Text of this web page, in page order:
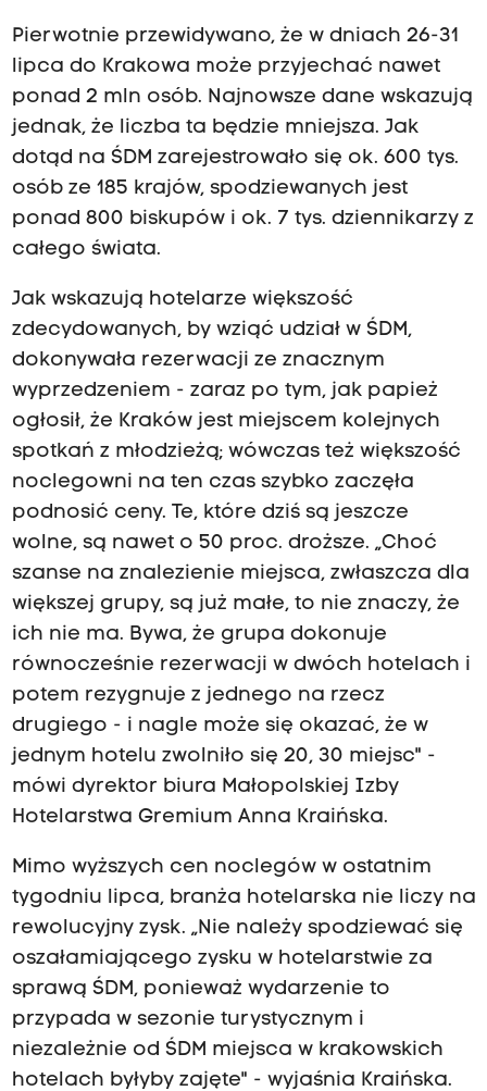
Pierwotnie przewidywano, że w dniach 26-31
lipca do Krakowa może przyjechać nawet
ponad 2 mln osób. Najnowsze dane wskazują
jednak, że liczba ta będzie mniejsza. Jak
dotąd na ŚDM zarejestrowało się ok. 600 tys.
osób ze 185 krajów, spodziewanych jest
ponad 800 biskupów i ok. 7 tys. dziennikarzy z
całego świata.
Jak wskazują hotelarze większość
zdecydowanych, by wziąć udział w ŚDM,
dokonywała rezerwacji ze znacznym
wyprzedzeniem - zaraz po tym, jak papież
ogłosił, że Kraków jest miejscem kolejnych
spotkań z młodzieżą; wówczas też większość
noclegowni na ten czas szybko zaczęła
podnosić ceny. Te, które dziś są jeszcze
wolne, są nawet o 50 proc. droższe. „Choć
szanse na znalezienie miejsca, zwłaszcza dla
większej grupy, są już małe, to nie znaczy, że
ich nie ma. Bywa, że grupa dokonuje
równocześnie rezerwacji w dwóch hotelach i
potem rezygnuje z jednego na rzecz
drugiego - i nagle może się okazać, że w
jednym hotelu zwolniło się 20, 30 miejsc" -
mówi dyrektor biura Małopolskiej Izby
Hotelarstwa Gremium Anna Kraińska.
Mimo wyższych cen noclegów w ostatnim
tygodniu lipca, branża hotelarska nie liczy na
rewolucyjny zysk. „Nie należy spodziewać się
oszałamiającego zysku w hotelarstwie za
sprawą ŚDM, ponieważ wydarzenie to
przypada w sezonie turystycznym i
niezależnie od ŚDM miejsca w krakowskich
hotelach byłyby zajęte" - wyjaśnia Kraińska.